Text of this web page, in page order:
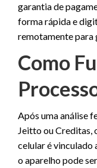
garantia de
forma rápida e
remotamente
Como
Após uma análise
Jeitto ou Creditas,
celular é vinculado
o aparelho pode